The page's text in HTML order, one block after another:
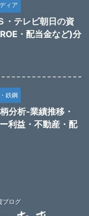
ィア
・テレビ朝日の資
・配当金など)分
鉄鋼
分析-業績推移・
利益・不動産・配
ブログ